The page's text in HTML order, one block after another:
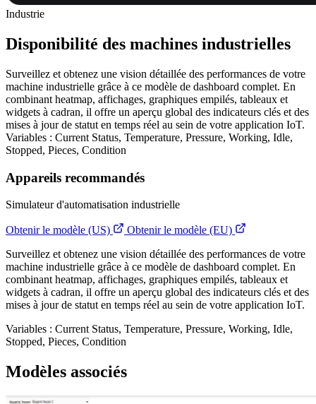
Industrie
Disponibilité des machines industrielles
Surveillez et obtenez une vision détaillée des performances de votre
machine industrielle grâce à ce modèle de dashboard complet. En
combinant heatmap, affichages, graphiques empilés, tableaux et
widgets à cadran, il offre un aperçu global des indicateurs clés et des
mises à jour de statut en temps réel au sein de votre application IoT.
Variables : Current Status, Temperature, Pressure, Working, Idle,
Stopped, Pieces, Condition
Appareils recommandés
Simulateur d'automatisation industrielle
Obtenir le modèle (US)
Obtenir le modèle (EU)
Surveillez et obtenez une vision détaillée des performances de votre
machine industrielle grâce à ce modèle de dashboard complet. En
combinant heatmap, affichages, graphiques empilés, tableaux et
widgets à cadran, il offre un aperçu global des indicateurs clés et des
mises à jour de statut en temps réel au sein de votre application IoT.
Variables : Current Status, Temperature, Pressure, Working, Idle,
Stopped, Pieces, Condition
Modèles associés